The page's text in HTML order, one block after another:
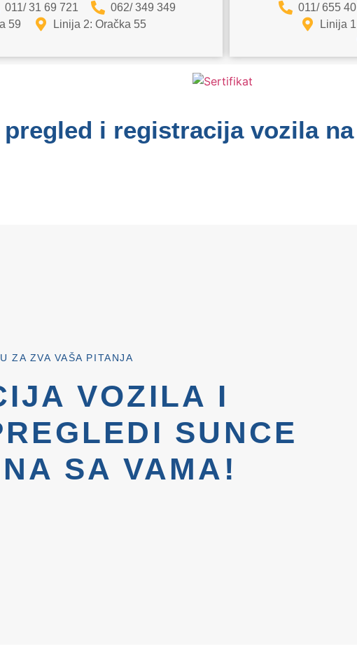
011/ 31 69 721
062/ 349 349
59
Linija 2: Oračka 55
011/ 655
Linija
i registracija vozila
ZA ZVA VAŠA PITANJA
VOZILA I
SUNCE
SA VAMA!